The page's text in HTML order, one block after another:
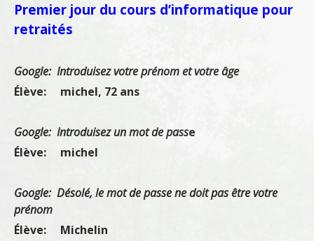
Premier jour du cours d’informatique pour
retraités
Google: Introduisez votre prénom et votre âge
Élève: michel, 72 ans
Google: Introduisez un mot de passe
Élève: michel
Google: Désolé, le mot de passe ne doit pas être votre
prénom
Élève: Michelin